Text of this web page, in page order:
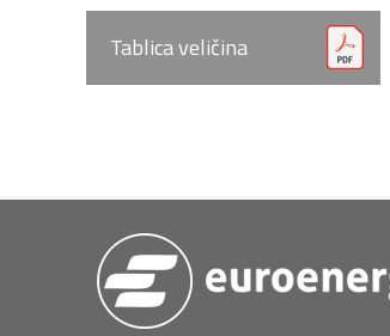
Tablica veličina